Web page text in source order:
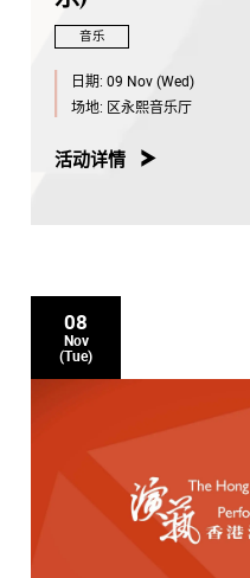
音乐
日期: 09 Nov (Wed)
场地: 区永熙音乐厅
活动详情
08
Nov
(Tue)